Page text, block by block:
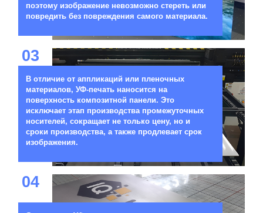
поэтому изображение невозможно стереть или
повредить без повреждения самого материала.
03
В отличие от аппликаций или пленочных
материалов, УФ-печать наносится на
поверхность композитной панели. Это
исключает этап производства промежуточных
носителей, сокращает не только цену, но и
сроки производства, а также продлевает срок
изображения.
04